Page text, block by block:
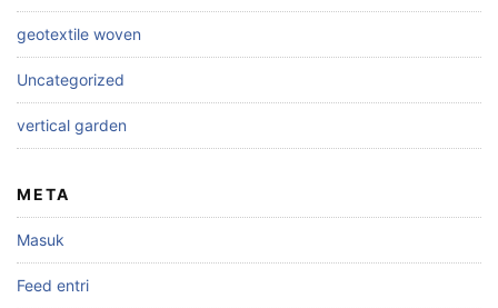
geotextile woven
Uncategorized
vertical garden
META
Masuk
Feed entri